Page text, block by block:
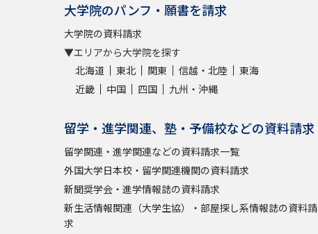
大学院のパンフ・願書を請求
大学院の資料請求
▼エリアから大学院を探す
北海道
東北 関東 信越・北陸
東海
近畿
中国 四国 九州・沖縄
留学・進学関連、塾・予備校などの資料請求
留学関連・進学関連などの資料請求一覧
外国大学日本校・留学関連機関の資料請求
新聞奨学会・進学情報誌の資料請求
新生活情報関連（大学生協）・部屋探し系情報誌の資料請
求